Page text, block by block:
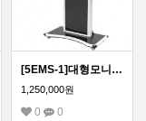
[5EMS-1]대형모니터 전자칠판 전동식 이동형 스탠드 거치대/국내제작! 티비존 신제품!
1,250,000원
0 0